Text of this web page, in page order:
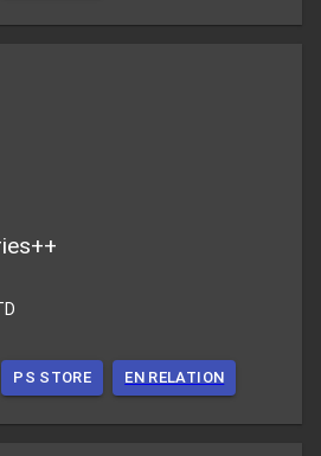
PS STORE EN RELATION